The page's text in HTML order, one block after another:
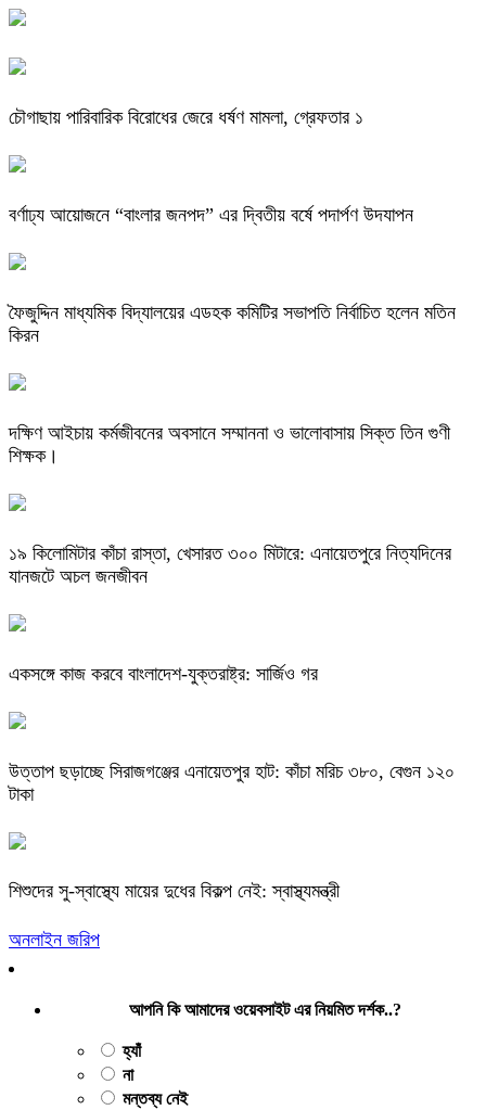
চৌগাছায় পারিবারিক বিরোধের জেরে ধর্ষণ মামলা, গ্রেফতার ১
বর্ণাঢ্য আয়োজনে “বাংলার জনপদ” এর দ্বিতীয় বর্ষে পদার্পণ উদযাপন
ফৈজুদ্দিন মাধ্যমিক বিদ্যালয়ের এডহক কমিটির সভাপতি নির্বাচিত হলেন মতিন
কিরন
দক্ষিণ আইচায় কর্মজীবনের অবসানে সম্মাননা ও ভালোবাসায় সিক্ত তিন গুণী
শিক্ষক।
​১৯ কিলোমিটার কাঁচা রাস্তা, খেসারত ৩০০ মিটারে: এনায়েতপুরে নিত্যদিনের
যানজটে অচল জনজীবন
একসঙ্গে কাজ করবে বাংলাদেশ-যুক্তরাষ্ট্র: সার্জিও গর
উত্তাপ ছড়াচ্ছে সিরাজগঞ্জের এনায়েতপুর হাট: কাঁচা মরিচ ৩৮০, বেগুন ১২০
টাকা
শিশুদের সু-স্বাস্থ্যে মায়ের দুধের বিকল্প নেই: স্বাস্থ্যমন্ত্রী
অনলাইন জরিপ
আপনি কি আমাদের ওয়েবসাইট এর নিয়মিত দর্শক..?
হ্যাঁ
না
মন্তব্য নেই